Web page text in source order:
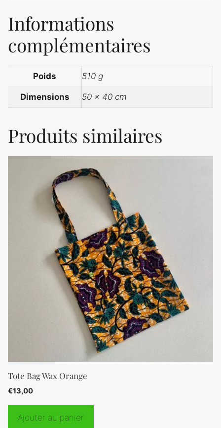
Informations
complémentaires
Poids 510 g
Dimensions 50 × 40 cm
Produits similaires
Tote Bag Wax Orange
€13,00
Ajouter au panier